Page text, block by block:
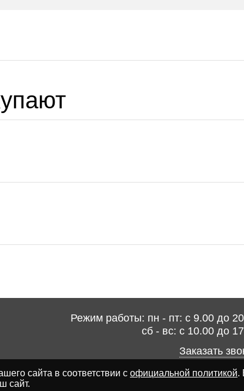
Режим работы: пн - пт: с 9.00 до
сб - вс: с 10.00 до
Заказать
сайта в соответствии с официальной политикой.
сайт.